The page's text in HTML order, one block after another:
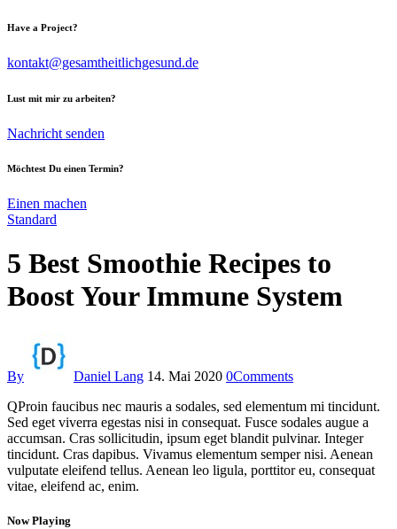
Have a Project?
kontakt@gesamtheitlichgesund.de
Lust mit mir zu arbeiten?
Nachricht senden
Möchtest Du einen Termin?
Einen machen
Standard
5 Best Smoothie Recipes to
Boost Your Immune System
By Daniel Lang 14. Mai 2020 0Comments
QProin faucibus nec mauris a sodales, sed elementum mi tincidunt.
Sed eget viverra egestas nisi in consequat. Fusce sodales augue a
accumsan. Cras sollicitudin, ipsum eget blandit pulvinar. Integer
tincidunt. Cras dapibus. Vivamus elementum semper nisi. Aenean
vulputate eleifend tellus. Aenean leo ligula, porttitor eu, consequat
vitae, eleifend ac, enim.
Now Playing